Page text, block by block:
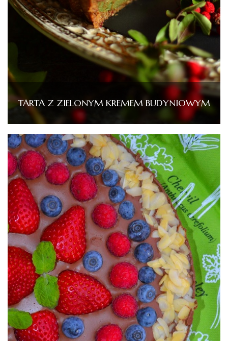
TARTA Z ZIELONYM KREMEM BUDYNIOWYM